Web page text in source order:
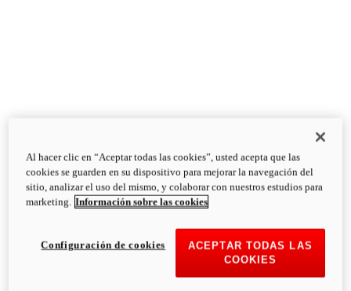
Al hacer clic en “Aceptar todas las cookies”, usted acepta que las
cookies se guarden en su dispositivo para mejorar la navegación del
sitio, analizar el uso del mismo, y colaborar con nuestros estudios para
marketing. Información sobre las cookies
ACEPTAR TODAS LAS
COOKIES
Configuración de cookies